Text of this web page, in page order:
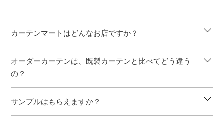
カーテンマートはどんなお店ですか？
オーダーカーテンは、既製カーテンと比べてどう違う
の？
サンプルはもらえますか？